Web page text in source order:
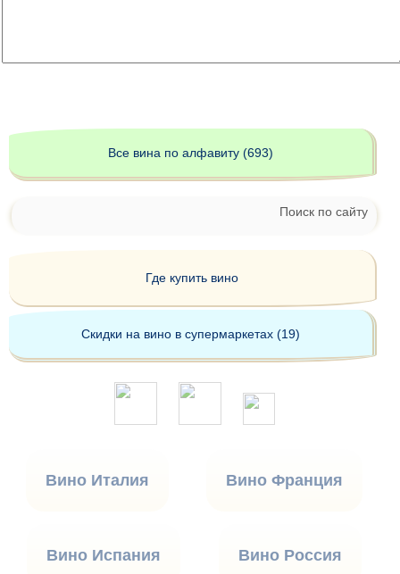
Все вина по алфавиту (693)
Поиск по сайту
Где купить вино
Скидки на вино в супермаркетах (19)
Вино Италия Вино Франция
Вино Испания Вино Россия